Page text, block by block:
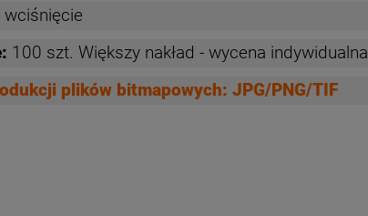
wciśnięcie
100 szt. Większy nakład - wycena indywidualna
plików bitmapowych: JPG/PNG/TIF